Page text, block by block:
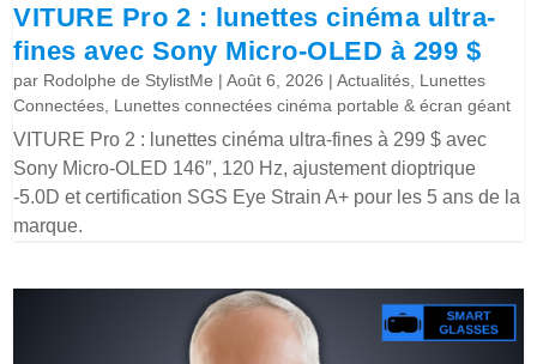
VITURE Pro 2 : lunettes cinéma ultra-
fines avec Sony Micro-OLED à 299 $
par Rodolphe de StylistMe |Août 6, 2026 |Actualités Lunettes
Connectées Lunettes connectées cinéma portable & écran géant
VITURE Pro 2 : lunettes cinéma ultra-fines à 299 $ avec
Sony Micro-OLED 146″, 120 Hz, ajustement dioptrique
-5.0D et certification SGS Eye Strain A+ pour les 5 ans de la
marque.